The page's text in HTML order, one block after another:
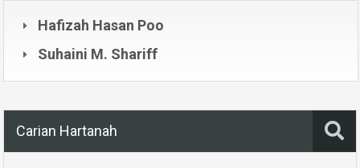
Hafizah Hasan Poo
Suhaini M. Shariff
Carian Hartanah